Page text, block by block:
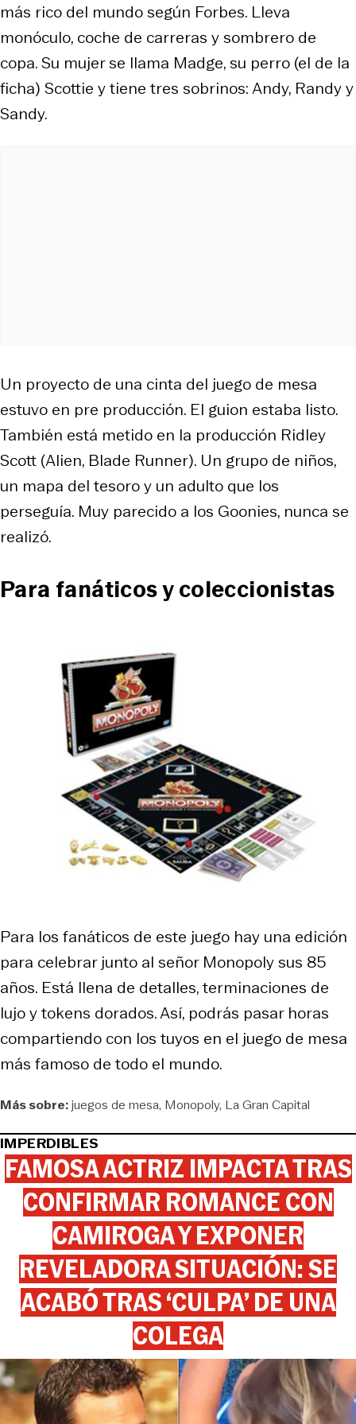
más rico del mundo según Forbes. Lleva
monóculo, coche de carreras y sombrero de
copa. Su mujer se llama Madge, su perro (el de la
ficha) Scottie y tiene tres sobrinos: Andy, Randy y
Sandy.
Un proyecto de una cinta del juego de mesa
estuvo en pre producción. El guion estaba listo.
También está metido en la producción Ridley
Scott (Alien, Blade Runner). Un grupo de niños,
un mapa del tesoro y un adulto que los
perseguía. Muy parecido a los Goonies, nunca se
realizó.
Para fanáticos y coleccionistas
Para los fanáticos de este juego hay una edición
para celebrar junto al señor Monopoly sus 85
años. Está llena de detalles, terminaciones de
lujo y tokens dorados. Así, podrás pasar horas
compartiendo con los tuyos en el juego de mesa
más famoso de todo el mundo.
Más sobre:juegos de mesa Monopoly La Gran Capital
IMPERDIBLES
FAMOSA ACTRIZ IMPACTA TRAS
CONFIRMAR ROMANCE CON
CAMIROGA Y EXPONER
REVELADORA SITUACIÓN: SE
ACABÓ TRAS ‘CULPA’ DE UNA
COLEGA